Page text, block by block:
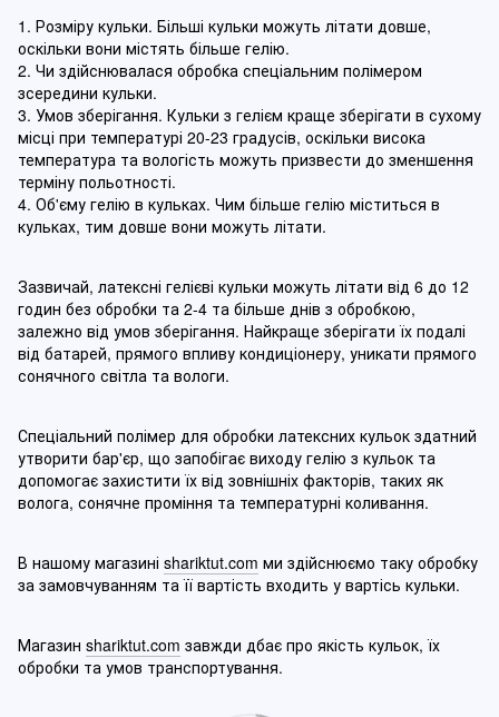
1. Розміру кульки. Більші кульки можуть літати довше,
оскільки вони містять більше гелію.
2. Чи здійснювалася обробка спеціальним полімером
зсередини кульки.
3. Умов зберігання. Кульки з гелієм краще зберігати в сухому
місці при температурі 20-23 градусів, оскільки висока
температура та вологість можуть призвести до зменшення
терміну польотності.
4. Об'єму гелію в кульках. Чим більше гелію міститься в
кульках, тим довше вони можуть літати.
Зазвичай, латексні гелієві кульки можуть літати від 6 до 12
годин без обробки та 2-4 та більше днів з обробкою,
залежно від умов зберігання. Найкраще зберігати їх подалі
від батарей, прямого впливу кондиціонеру, уникати прямого
сонячного світла та вологи.
Спеціальний полімер для обробки латексних кульок здатний
утворити бар'єр, що запобігає виходу гелію з кульок та
допомогає захистити їх від зовнішніх факторів, таких як
волога, сонячне проміння та температурні коливання.
В нашому магазині shariktut.com ми здійснюємо таку обробку
за замовчуванням та її вартість входить у вартісь кульки.
Магазин shariktut.com завжди дбає про якість кульок, їх
обробки та умов транспортування.